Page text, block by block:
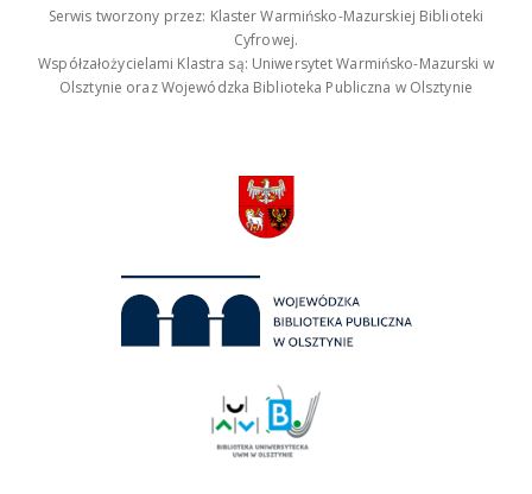
Serwis tworzony przez: Klaster Warmińsko-Mazurskiej Biblioteki
Cyfrowej.
Współzałożycielami Klastra są: Uniwersytet Warmińsko-Mazurski w
Olsztynie oraz Wojewódzka Biblioteka Publiczna w Olsztynie